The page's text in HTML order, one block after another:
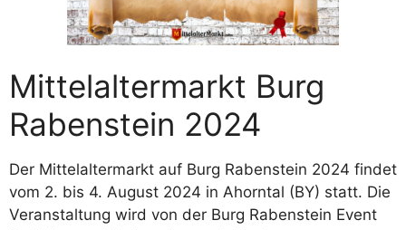
Mittelaltermarkt Burg
Rabenstein 2024
Der Mittelaltermarkt auf Burg Rabenstein 2024 findet
vom 2. bis 4. August 2024 in Ahorntal (BY) statt. Die
Veranstaltung wird von der Burg Rabenstein Event